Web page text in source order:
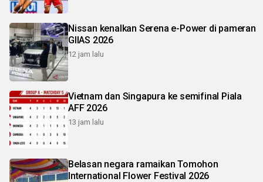
Nissan kenalkan Serena e-Power di pameran
GIIAS 2026
12 jam lalu
Vietnam dan Singapura ke semifinal Piala
AFF 2026
13 jam lalu
Belasan negara ramaikan Tomohon
International Flower Festival 2026